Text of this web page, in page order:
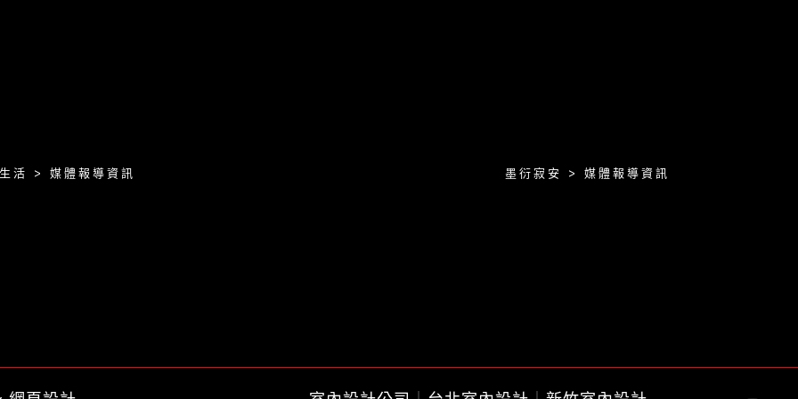
活 > 媒體報導資訊 墨衍寂安 > 媒體報導資訊